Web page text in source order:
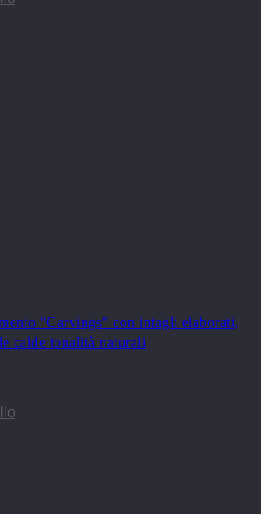
"Carvings" con intagli elaborati,
calde tonalità naturali